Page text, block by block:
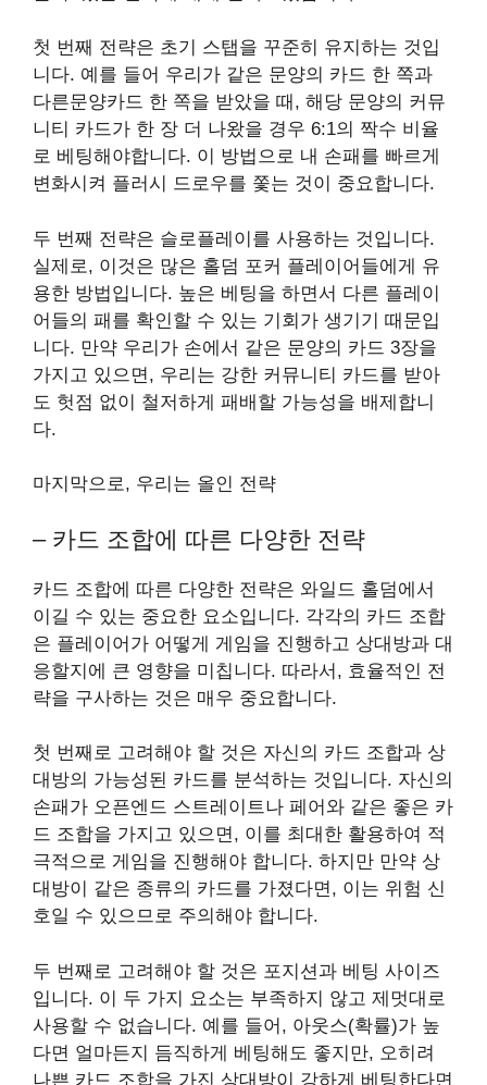
첫 번째 전략은 초기 스탭을 꾸준히 유지하는 것입
니다. 예를 들어 우리가 같은 문양의 카드 한 쪽과
다른문양카드 한 쪽을 받았을 때, 해당 문양의 커뮤
니티 카드가 한 장 더 나왔을 경우 6:1의 짝수 비율
로 베팅해야합니다. 이 방법으로 내 손패를 빠르게
변화시켜 플러시 드로우를 쫓는 것이 중요합니다.
두 번째 전략은 슬로플레이를 사용하는 것입니다.
실제로, 이것은 많은 홀덤 포커 플레이어들에게 유
용한 방법입니다. 높은 베팅을 하면서 다른 플레이
어들의 패를 확인할 수 있는 기회가 생기기 때문입
니다. 만약 우리가 손에서 같은 문양의 카드 3장을
가지고 있으면, 우리는 강한 커뮤니티 카드를 받아
도 헛점 없이 철저하게 패배할 가능성을 배제합니
다.
마지막으로, 우리는 올인 전략
– 카드 조합에 따른 다양한 전략
카드 조합에 따른 다양한 전략은 와일드 홀덤에서
이길 수 있는 중요한 요소입니다. 각각의 카드 조합
은 플레이어가 어떻게 게임을 진행하고 상대방과 대
응할지에 큰 영향을 미칩니다. 따라서, 효율적인 전
략을 구사하는 것은 매우 중요합니다.
첫 번째로 고려해야 할 것은 자신의 카드 조합과 상
대방의 가능성된 카드를 분석하는 것입니다. 자신의
손패가 오픈엔드 스트레이트나 페어와 같은 좋은 카
드 조합을 가지고 있으면, 이를 최대한 활용하여 적
극적으로 게임을 진행해야 합니다. 하지만 만약 상
대방이 같은 종류의 카드를 가졌다면, 이는 위험 신
호일 수 있으므로 주의해야 합니다.
두 번째로 고려해야 할 것은 포지션과 베팅 사이즈
입니다. 이 두 가지 요소는 부족하지 않고 제멋대로
사용할 수 없습니다. 예를 들어, 아웃스(확률)가 높
다면 얼마든지 듬직하게 베팅해도 좋지만, 오히려
나쁜 카드 조합을 가진 상대방이 강하게 베팅한다면